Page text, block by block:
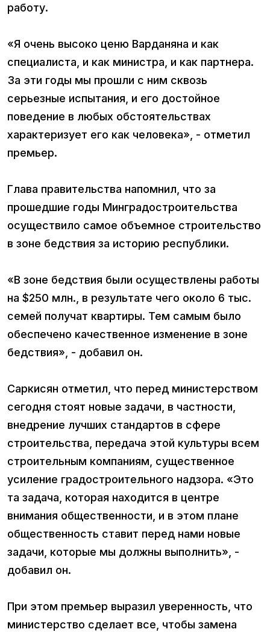
работу.
«Я очень высоко ценю Варданяна и как
специалиста, и как министра, и как партнера.
За эти годы мы прошли с ним сквозь
серьезные испытания, и его достойное
поведение в любых обстоятельствах
характеризует его как человека», - отметил
премьер.
Глава правительства напомнил, что за
прошедшие годы Минградостроительства
осуществило самое объемное строительство
в зоне бедствия за историю республики.
«В зоне бедствия были осуществлены работы
на $250 млн., в результате чего около 6 тыс.
семей получат квартиры. Тем самым было
обеспечено качественное изменение в зоне
бедствия», - добавил он.
Саркисян отметил, что перед министерством
сегодня стоят новые задачи, в частности,
внедрение лучших стандартов в сфере
строительства, передача этой культуры всем
строительным компаниям, существенное
усиление градостроительного надзора. «Это
та задача, которая находится в центре
внимания общественности, и в этом плане
общественность ставит перед нами новые
задачи, которые мы должны выполнить», -
добавил он.
При этом премьер выразил уверенность, что
министерство сделает все, чтобы замена